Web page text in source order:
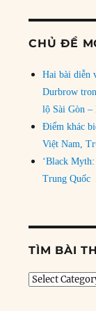
CHỦ ĐỀ
Hai bài diễn
Durbrow
lộ Sài Gòn –
Điểm khác
Việt Nam,
‘Black Myth:
Trung Quốc
TÌM BÀI
Tìm